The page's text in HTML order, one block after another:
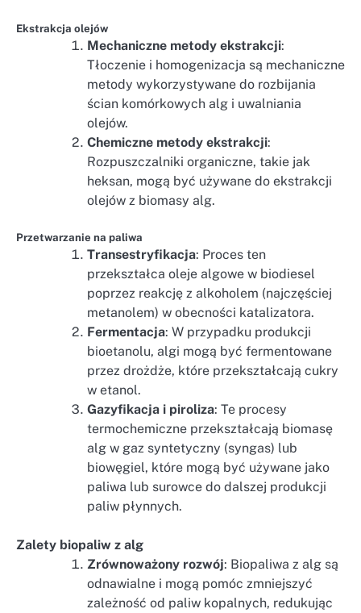
Ekstrakcja olejów
Mechaniczne metody ekstrakcji:
Tłoczenie i homogenizacja są mechaniczne
metody wykorzystywane do rozbijania
ścian komórkowych alg i uwalniania
olejów.
Chemiczne metody ekstrakcji:
Rozpuszczalniki organiczne, takie jak
heksan, mogą być używane do ekstrakcji
olejów z biomasy alg.
Przetwarzanie na paliwa
Transestryfikacja: Proces ten
przekształca oleje algowe w biodiesel
poprzez reakcję z alkoholem (najczęściej
metanolem) w obecności katalizatora.
Fermentacja: W przypadku produkcji
bioetanolu, algi mogą być fermentowane
przez drożdże, które przekształcają cukry
w etanol.
Gazyfikacja i piroliza: Te procesy
termochemiczne przekształcają biomasę
alg w gaz syntetyczny (syngas) lub
biowęgiel, które mogą być używane jako
paliwa lub surowce do dalszej produkcji
paliw płynnych.
Zalety biopaliw z alg
Zrównoważony rozwój: Biopaliwa z alg są
odnawialne i mogą pomóc zmniejszyć
zależność od paliw kopalnych, redukując